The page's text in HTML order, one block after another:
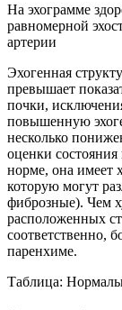
На эхограмме
равномерной
артерии
Эхогенная
превышает
почки,
повышенную
несколько
оценки состояния
норме, она имеет
которую могут
фиброзные). Чем
расположенных
соответственно,
паренхиме.
Таблица: